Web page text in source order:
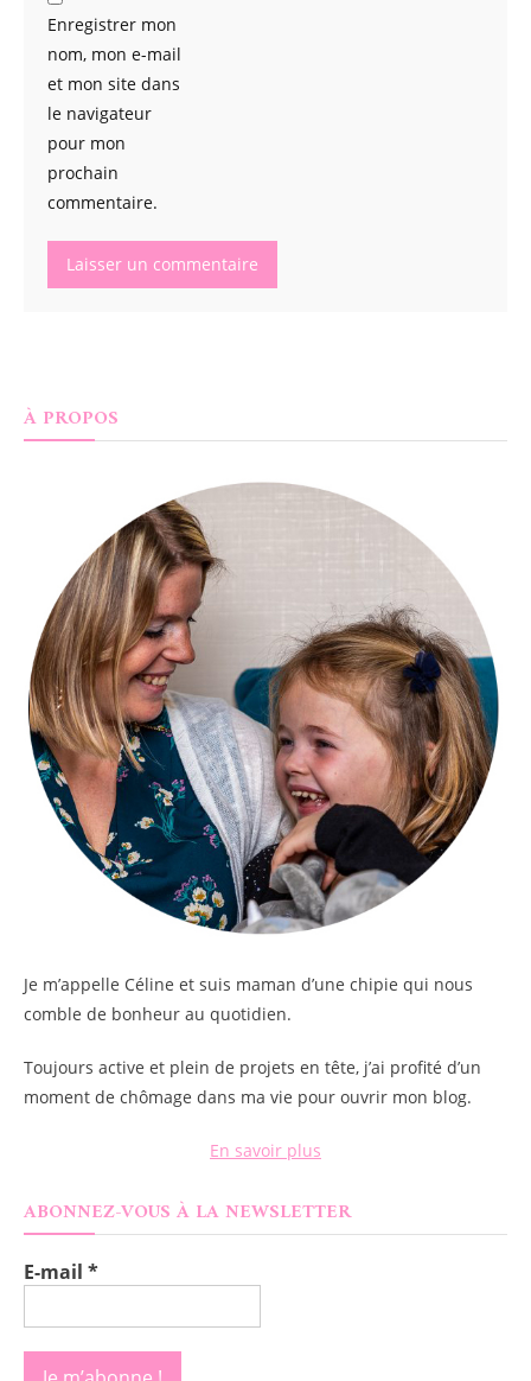
Enregistrer mon
nom, mon e-mail
et mon site dans
le navigateur
pour mon
prochain
commentaire.
À PROPOS
Je m’appelle Céline et suis maman d’une chipie qui nous
comble de bonheur au quotidien.
Toujours active et plein de projets en tête, j’ai profité d’un
moment de chômage dans ma vie pour ouvrir mon blog.
En savoir plus
ABONNEZ-VOUS À LA NEWSLETTER
E-mail *